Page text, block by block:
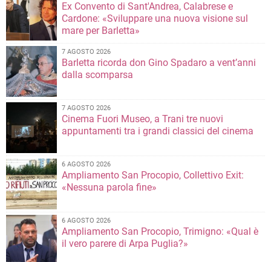
Ex Convento di Sant'Andrea, Calabrese e
Cardone: «Sviluppare una nuova visione sul
mare per Barletta»
7 AGOSTO 2026
Barletta ricorda don Gino Spadaro a vent’anni
dalla scomparsa
7 AGOSTO 2026
Cinema Fuori Museo, a Trani tre nuovi
appuntamenti tra i grandi classici del cinema
6 AGOSTO 2026
Ampliamento San Procopio, Collettivo Exit:
«Nessuna parola fine»
6 AGOSTO 2026
Ampliamento San Procopio, Trimigno: «Qual è
il vero parere di Arpa Puglia?»